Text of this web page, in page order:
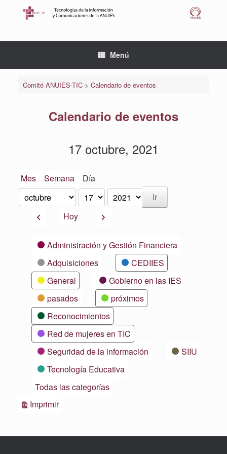
Menú
Comité ANUIES-TIC> Calendario de eventos
Calendario de eventos
17 octubre, 2021
Mes Semana Día
Mes
Día
Año
AnteriorHoy Siguiente
CategoríasAdministración y Gestión Financiera
Adquisiciones
CEDIIES
General
Gobierno en las IES
pasados
próximos
Reconocimientos
Red de mujeres en TIC
Seguridad de la información
SIIU
Tecnología Educativa
Todas las categorías
ImprimirVistas